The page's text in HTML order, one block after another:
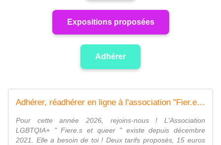
Expositions proposées
Adhérer
Adhérer, réadhérer en ligne à l'association "Fier.e.s et queer" (formulaire d'adhésion en ligne ci-dessous) - Association lgbt FIER.E.S ET QUEER
Pour cette année 2026, rejoins-nous ! L'Association
LGBTQIA+ " Fiere.s et queer " existe depuis décembre
2021. Elle a besoin de toi ! Deux tarifs proposés, 15 euros